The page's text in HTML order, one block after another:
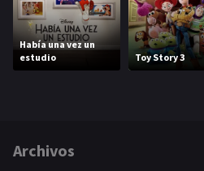
Había una vez un
estudio
Toy Story 3
Archivos